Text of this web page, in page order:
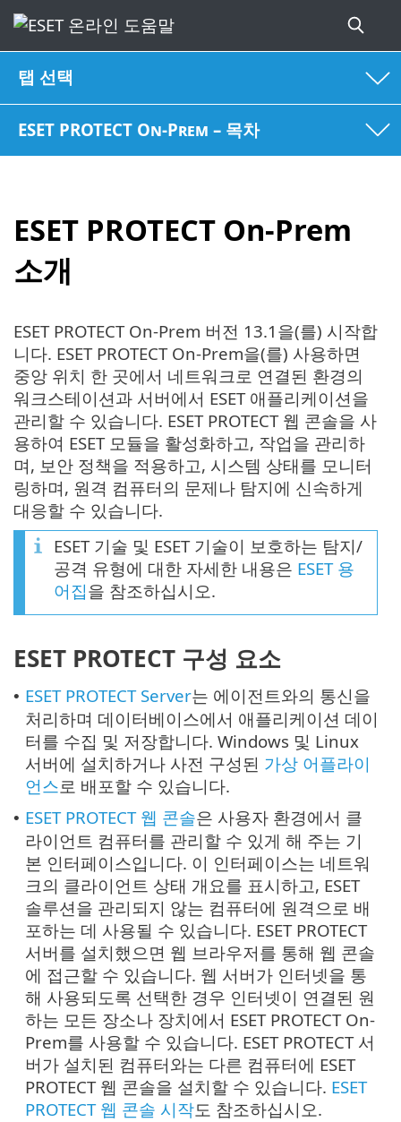
탭 선택
ESET PROTECT On-Prem – 목차
ESET PROTECT On-Prem
소개
ESET PROTECT On-Prem 버전 13.1을(를) 시작합
니다. ESET PROTECT On-Prem을(를) 사용하면
중앙 위치 한 곳에서 네트워크로 연결된 환경의
워크스테이션과 서버에서 ESET 애플리케이션을
관리할 수 있습니다. ESET PROTECT 웹 콘솔을 사
용하여 ESET 모듈을 활성화하고, 작업을 관리하
며, 보안 정책을 적용하고, 시스템 상태를 모니터
링하며, 원격 컴퓨터의 문제나 탐지에 신속하게
대응할 수 있습니다.
ESET 기술 및 ESET 기술이 보호하는 탐지/
공격 유형에 대한 자세한 내용은 ESET 용
어집을 참조하십시오.
ESET PROTECT 구성 요소
• ESET PROTECT Server는 에이전트와의 통신을
처리하며 데이터베이스에서 애플리케이션 데이
터를 수집 및 저장합니다. Windows 및 Linux
서버에 설치하거나 사전 구성된 가상 어플라이
언스로 배포할 수 있습니다.
• ESET PROTECT 웹 콘솔은 사용자 환경에서 클
라이언트 컴퓨터를 관리할 수 있게 해 주는 기
본 인터페이스입니다. 이 인터페이스는 네트워
크의 클라이언트 상태 개요를 표시하고, ESET
솔루션을 관리되지 않는 컴퓨터에 원격으로 배
포하는 데 사용될 수 있습니다. ESET PROTECT
서버를 설치했으면 웹 브라우저를 통해 웹 콘솔
에 접근할 수 있습니다. 웹 서버가 인터넷을 통
해 사용되도록 선택한 경우 인터넷이 연결된 원
하는 모든 장소나 장치에서 ESET PROTECT On-
Prem를 사용할 수 있습니다. ESET PROTECT 서
버가 설치된 컴퓨터와는 다른 컴퓨터에 ESET
PROTECT 웹 콘솔을 설치할 수 있습니다. ESET
PROTECT 웹 콘솔 시작도 참조하십시오.